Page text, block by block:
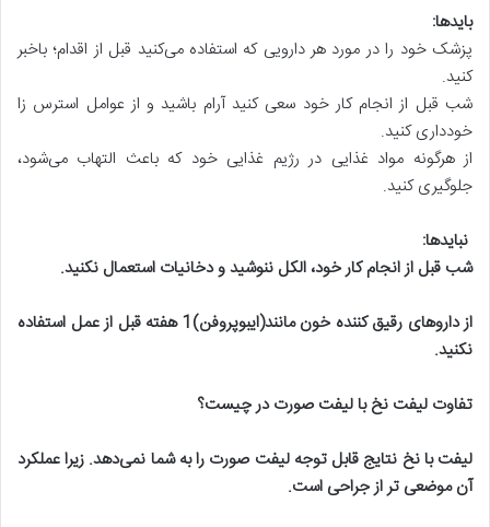
باید‌ها:
پزشک خود را در مورد هر دارویی که استفاده می‌کنید قبل از اقدام؛ باخبر
کنید.
شب قبل از انجام کار خود سعی کنید آرام باشید و از عوامل استرس زا
خودداری کنید.
از هرگونه مواد غذایی در رژیم غذایی خود که باعث التهاب می‌شود،
جلوگیری کنید.
نباید‌ها:
شب قبل از انجام کار خود، الکل ننوشید و دخانیات استعمال نکنید.
از داروهای رقیق کننده خون مانند(ایبوپروفن)1 هفته قبل از عمل استفاده
نکنید.
تفاوت لیفت نخ با لیفت صورت در چیست؟
لیفت با نخ نتایج قابل توجه لیفت صورت را به شما نمی‌دهد. زیرا عملکرد
آن موضعی تر از جراحی است.